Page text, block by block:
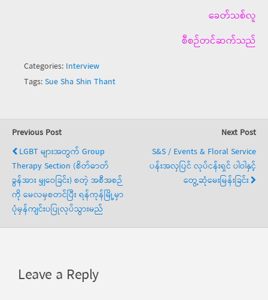
ခေတ်သစ်လူ
စီစဉ်တင်ဆက်သည်
Categories: Interview
Tags:Sue Sha Shin Thant
Previous Post
LGBT များအတွက် Group
Therapy Section (စိတ်ဓာတ်
ခွန်အား မျှဝေခြင်း) စတဲ့ အစီအစဉ်
ကို မေလမှစတင်ပြီး ရန်ကုန်မြို့မှာ
ပုံမှန်ကျင်းပပြုလုပ်သွားမည်
Next Post
S&S / Events & Floral Service
ပန်းအလှပြင် လုပ်ငန်းရှင် ပါဝါနှင့်
တွေ့ဆုံမေးမြန်းခြင်း
Leave a Reply